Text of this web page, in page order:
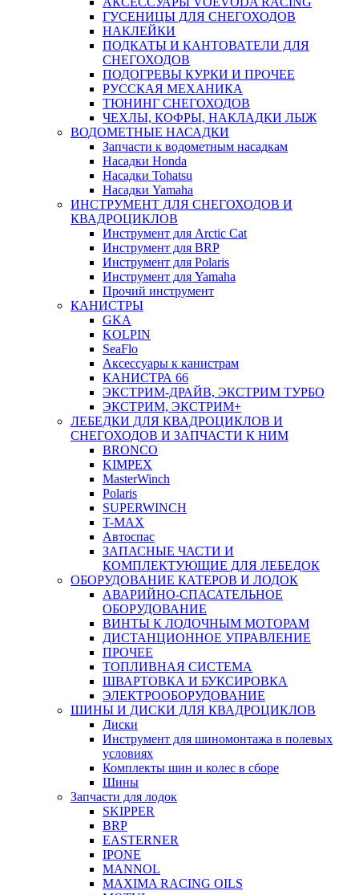
ГУСЕНИЦЫ ДЛЯ СНЕГОХОДОВ
НАКЛЕЙКИ
ПОДКАТЫ И КАНТОВАТЕЛИ ДЛЯ
СНЕГОХОДОВ
ПОДОГРЕВЫ КУРКИ И ПРОЧЕЕ
РУССКАЯ МЕХАНИКА
ТЮНИНГ СНЕГОХОДОВ
ЧЕХЛЫ, КОФРЫ, НАКЛАДКИ ЛЫЖ
ВОДОМЕТНЫЕ НАСАДКИ
Запчасти к водометным насадкам
Насадки Honda
Насадки Tohatsu
Насадки Yamaha
ИНСТРУМЕНТ ДЛЯ СНЕГОХОДОВ И
КВАДРОЦИКЛОВ
Инструмент для Arctic Cat
Инструмент для BRP
Инструмент для Polaris
Инструмент для Yamaha
Прочий инструмент
КАНИСТРЫ
GKA
KOLPIN
SeaFlo
Аксессуары к канистрам
КАНИСТРА 66
ЭКСТРИМ-ДРАЙВ, ЭКСТРИМ ТУРБО
ЭКСТРИМ, ЭКСТРИМ+
ЛЕБЕДКИ ДЛЯ КВАДРОЦИКЛОВ И
СНЕГОХОДОВ И ЗАПЧАСТИ К НИМ
BRONCO
KIMPEX
MasterWinch
Polaris
SUPERWINCH
T-MAX
Автоспас
ЗАПАСНЫЕ ЧАСТИ И
КОМПЛЕКТУЮЩИЕ ДЛЯ ЛЕБЕДОК
ОБОРУДОВАНИЕ КАТЕРОВ И ЛОДОК
АВАРИЙНО-СПАСАТЕЛЬНОЕ
ОБОРУДОВАНИЕ
ВИНТЫ К ЛОДОЧНЫМ МОТОРАМ
ДИСТАНЦИОННОЕ УПРАВЛЕНИЕ
ПРОЧЕЕ
ТОПЛИВНАЯ СИСТЕМА
ШВАРТОВКА И БУКСИРОВКА
ЭЛЕКТРООБОРУДОВАНИЕ
ШИНЫ И ДИСКИ ДЛЯ КВАДРОЦИКЛОВ
Диски
Инструмент для шиномонтажа в полевых
условиях
Комплекты шин и колес в сборе
Шины
Запчасти для лодок
SKIPPER
BRP
EASTERNER
IPONE
MANNOL
MAXIMA RACING OILS